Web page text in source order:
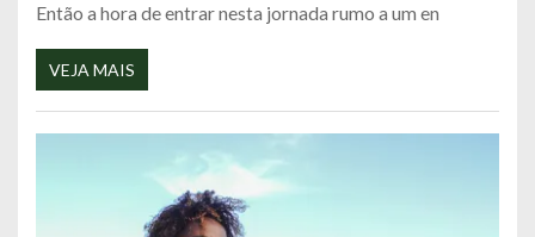
Então a hora de entrar nesta jornada rumo a um en
VEJA MAIS